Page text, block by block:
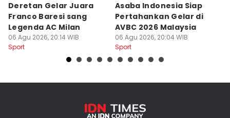
Deretan Gelar Juara
Franco Baresi sang
Legenda AC Milan
06 Agu 2026, 20:14 WIB
Sport
Asaba Indonesia Siap
Pertahankan Gelar di
AVBC 2026 Malaysia
06 Agu 2026, 20:04 WIB
Sport